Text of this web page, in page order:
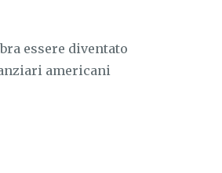
essere diventato
americani